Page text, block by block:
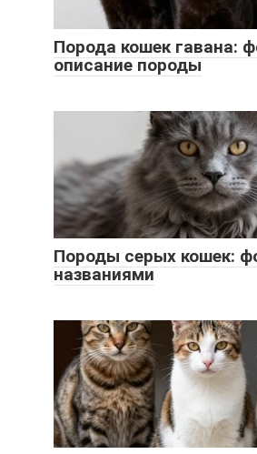
Порода кошек гавана:
описание породы
Породы серых кошек:
названиями